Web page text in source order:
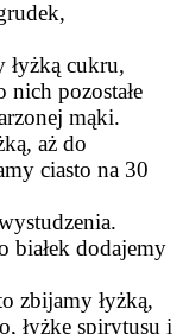
łyżką cukru,
pozostałe
mąki.
aż do
ciasto na 30
białek dodajemy
zbijamy łyżką,
łyżkę spirytusu i